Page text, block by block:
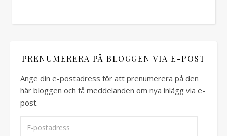
PRENUMERERA PÅ BLOGGEN VIA E-POST
Ange din e-postadress för att prenumerera på den
här bloggen och få meddelanden om nya inlägg via e-
post.